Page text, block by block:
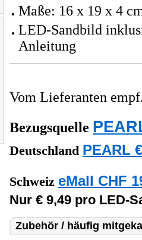
Maße: 16 x 19 x 4
LED-Sandbild
Anleitung
Vom Lieferanten
Bezugsquelle
Deutschland PEARL
Schweiz eMall CHF
Nur € 9,49 pro LED-
Zubehör / häufig